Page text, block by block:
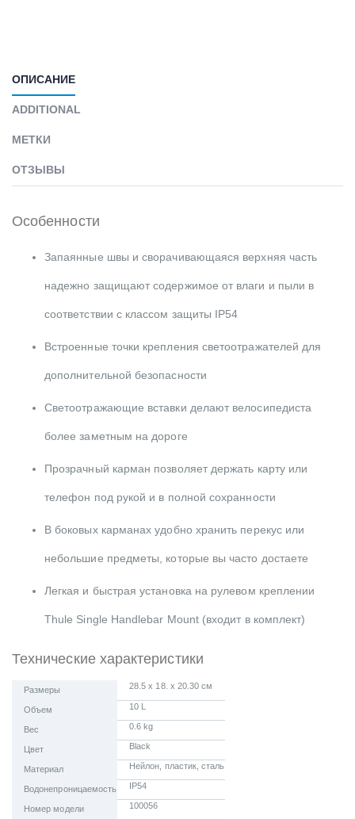
ОПИСАНИЕ
ADDITIONAL
МЕТКИ
ОТЗЫВЫ
Особенности
Запаянные швы и сворачивающаяся верхняя часть
надежно защищают содержимое от влаги и пыли в
соответствии с классом защиты IP54
Встроенные точки крепления светоотражателей для
дополнительной безопасности
Светоотражающие вставки делают велосипедиста
более заметным на дороге
Прозрачный карман позволяет держать карту или
телефон под рукой и в полной сохранности
В боковых карманах удобно хранить перекус или
небольшие предметы, которые вы часто достаете
Легкая и быстрая установка на рулевом креплении
Thule Single Handlebar Mount (входит в комплект)
Технические характеристики
Размеры 28.5 x 18. x 20.30 см
Объем 10 L
Вес 0.6 kg
Цвет Black
Материал Нейлон, пластик, сталь
Водонепроницаемость IP54
Номер модели 100056